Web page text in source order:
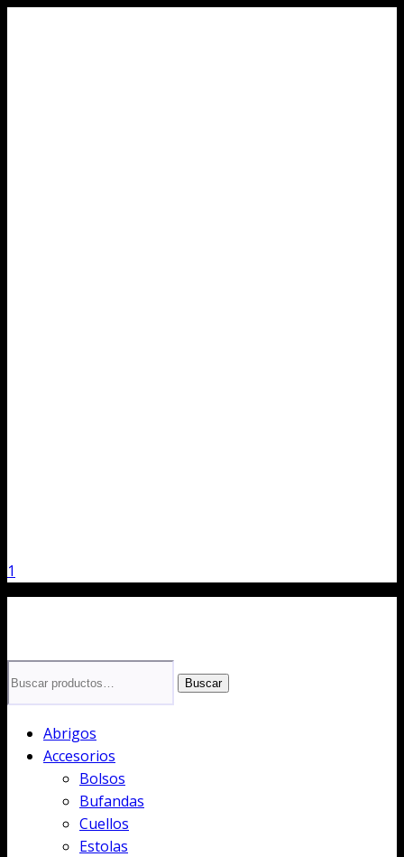
1
por:
Buscar
Abrigos
Accesorios
Bolsos
Bufandas
Cuellos
Estolas